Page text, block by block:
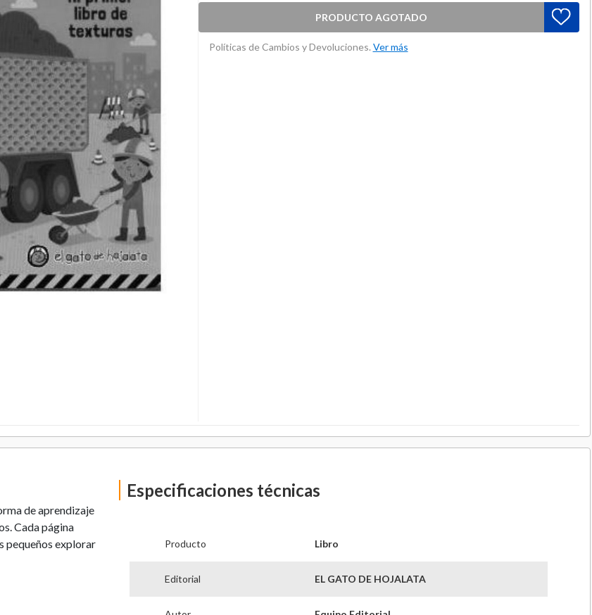
PRODUCTO AGOTADO
Políticas de Cambios y Devoluciones. Ver más
de aprendizaje
Cada página
pequeños explorar
Especificaciones técnicas
Producto Libro
Editorial EL GATO DE HOJALATA